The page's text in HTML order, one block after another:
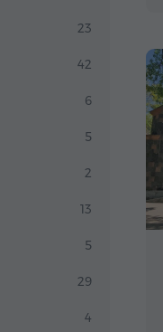
23
42
6
5
2
13
5
29
4